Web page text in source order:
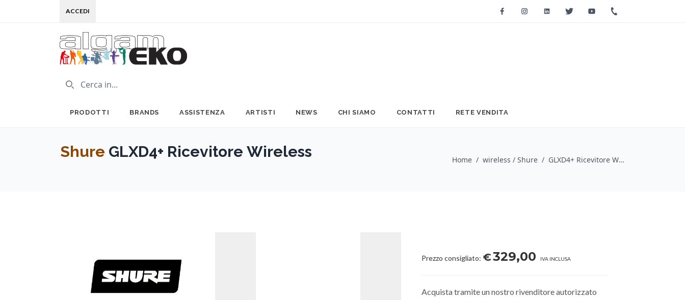
ACCEDI FacebookInstagramLinkedinTwitter Youtube
PRODOTTI BRANDS ASSISTENZA ARTISTI NEWS CHI SIAMO CONTATTI RETE VENDITA
Shure GLXD4+ Ricevitore Wireless Home / wireless / Shure / GLXD4+ Ricevitore Wireless
Prezzo consigliato: €329,00 IVA INCLUSA
Acquista tramite un nostro rivenditore autorizzato